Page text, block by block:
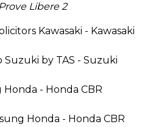
Libere 2
Kawasaki - Kawasaki
Suzuki by TAS - Suzuki
- Honda CBR
Honda - Honda CBR